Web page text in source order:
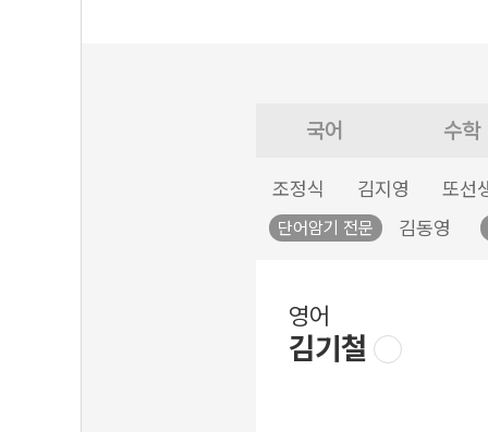
국어 수학
조정식 김지영 또선
단어암기 전문 김동영
영어
김기철